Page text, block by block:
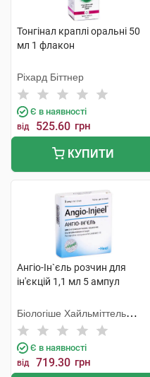
Тонгінал краплі оральні 50
мл 1 флакон
Ріхард Біттнер
Є в наявності
від 525.60 грн
КУПИТИ
Ангіо-Ін`єль розчин для
ін'єкцій 1,1 мл 5 ампул
Біологіше Хайльміттель
Хеель
Є в наявності
від 719.30 грн